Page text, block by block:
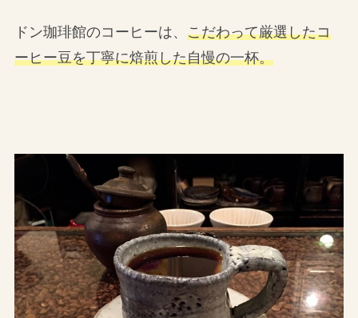
ドン珈琲館のコーヒーは、 こだわって厳選したコ
ーヒー豆を丁寧に焙煎した自慢の一杯。